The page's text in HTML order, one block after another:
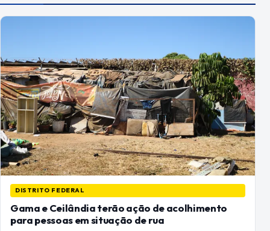
DISTRITO FEDERAL
Gama e Ceilândia terão ação de acolhimento
para pessoas em situação de rua